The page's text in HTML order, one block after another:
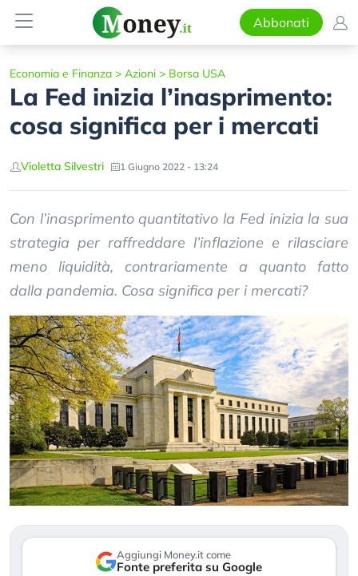
Abbonati
Economia e Finanza > Azioni > Borsa USA
La Fed inizia l’inasprimento:
cosa significa per i mercati
Violetta Silvestri 1 Giugno 2022 - 13:24
Con l’inasprimento quantitativo la Fed inizia la sua
strategia per raffreddare l’inflazione e rilasciare
meno liquidità, contrariamente a quanto fatto
dalla pandemia. Cosa significa per i mercati?
Aggiungi Money.it come
Fonte preferita su Google